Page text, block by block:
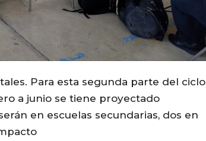
Para esta segunda parte del ciclo
a junio se tiene proyectado
en escuelas secundarias, dos en